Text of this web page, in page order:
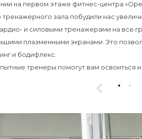
на первом этаже фитнес-центра
зала побудили нас
и силовыми тренажерами на все
плазменными экранами. Это
и бодифлекс.
тренеры помогут вам освоиться